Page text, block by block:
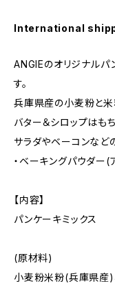
International
ANGIEのオリジナルパ
す。
兵庫県産の小麦粉と米
バター＆シロップはも
サラダやベーコンなど
・ベーキングパウダー(
【内容】
パンケーキミックス
(原材料)
小麦粉米粉(兵庫県産)